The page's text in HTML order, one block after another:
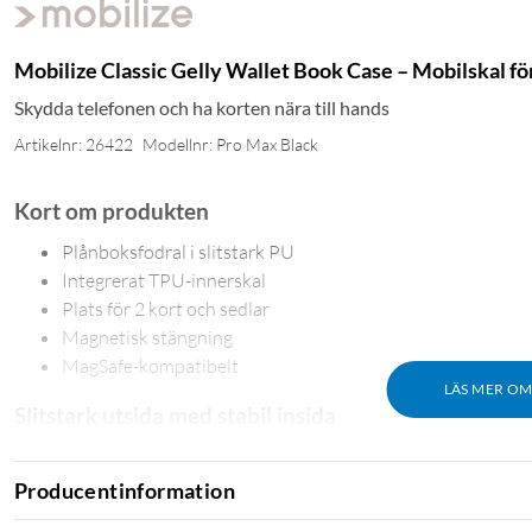
Mobilize Classic Gelly Wallet Book Case – Mobilskal
Skydda telefonen och ha korten nära till hands
Artikelnr: 26422 Modellnr: Pro Max Black
LÄS MER
Kort om produkten
Plånboksfodral i slitstark PU
Integrerat TPU-innerskal
Plats för 2 kort och sedlar
Magnetisk stängning
MagSafe-kompatibelt
Fodralets utsida är tillverkad i slitstark PU med en slät,
av vid behov. På insidan håller ett formgjutet TPU-skal
ger ett genomtänkt skydd med exakt passform och lång
Producentinformation